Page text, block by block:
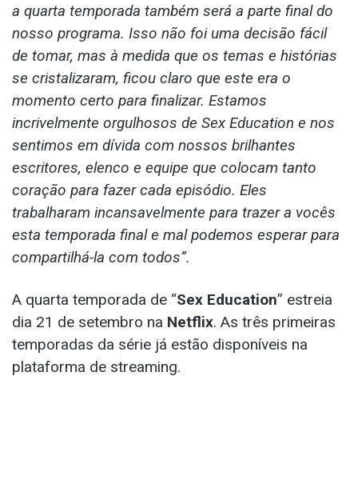
a quarta temporada também será a parte final do
nosso programa. Isso não foi uma decisão fácil
de tomar, mas à medida que os temas e histórias
se cristalizaram, ficou claro que este era o
momento certo para finalizar. Estamos
incrivelmente orgulhosos de Sex Education e nos
sentimos em dívida com nossos brilhantes
escritores, elenco e equipe que colocam tanto
coração para fazer cada episódio. Eles
trabalharam incansavelmente para trazer a vocês
esta temporada final e mal podemos esperar para
compartilhá-la com todos”.
A quarta temporada de “Sex Education” estreia
dia 21 de setembro na Netflix. As três primeiras
temporadas da série já estão disponíveis na
plataforma de streaming.